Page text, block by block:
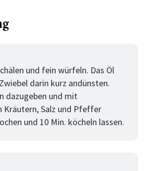
und fein würfeln. Das Öl
darin kurz andünsten.
dazugeben und mit
Kräutern, Salz und Pfeffer
und 10 Min. köcheln lassen.